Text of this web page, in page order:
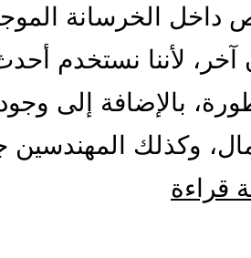
داخل الخرسانة
آخر، لأننا نستخدم
بالإضافة إلى
وكذلك
قراءة